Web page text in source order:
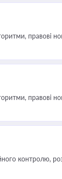
правові
правові
контролю,